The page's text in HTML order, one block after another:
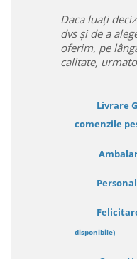
Daca luați
dvs și de a
oferim, pe
calitate,
Livrare
comenzile
disponibile)